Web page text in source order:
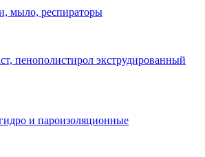
мыло, респираторы
пенополистирол экструдированный
и пароизоляционные